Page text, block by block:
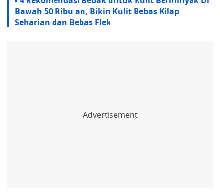
Bawah 50 Ribu an, Bikin Kulit Bebas Kilap
Seharian dan Bebas Flek